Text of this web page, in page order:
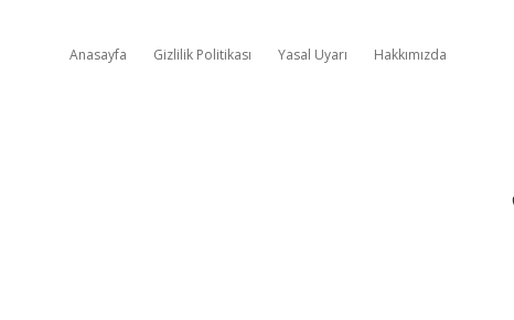
Anasayfa Gizlilik Politikası Yasal Uyarı Hakkımızda